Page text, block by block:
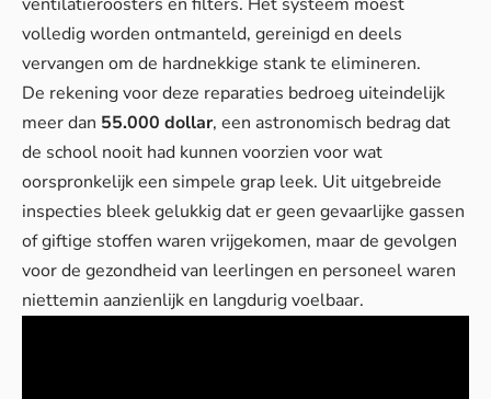
volledig worden ontmanteld, gereinigd en deels
vervangen om de hardnekkige stank te elimineren.
De rekening voor deze reparaties bedroeg uiteindelijk
meer dan 55.000 dollar, een astronomisch bedrag dat
de school nooit had kunnen voorzien voor wat
oorspronkelijk een simpele grap leek. Uit uitgebreide
inspecties bleek gelukkig dat er geen gevaarlijke gassen
of giftige stoffen waren vrijgekomen, maar de gevolgen
voor de gezondheid van leerlingen en personeel waren
niettemin aanzienlijk en langdurig voelbaar.